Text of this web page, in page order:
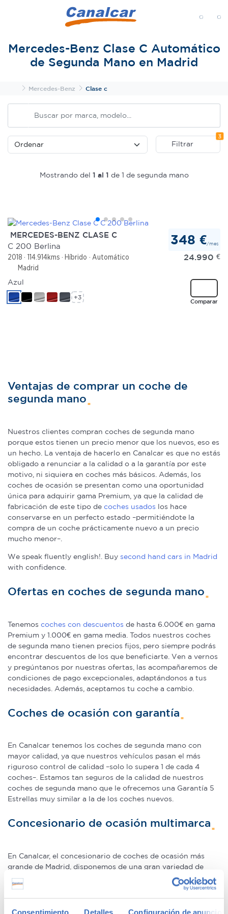
Consentimiento Detalles Configuración de anuncios
Mercedes-Benz Clase C Automático
de Segunda Mano en Madrid
InicioMercedes-Benz Clase c
Filtrar
3
Mostrando del 1 al 1 de 1 de segunda mano
MERCEDES-BENZ CLASE C
C 200 Berlina
2018 114.914kms Híbrido
Automático
Madrid
348 €/mes
24.990 €
Comparar
Azul
+3
Ventajas de comprar un coche de
segunda mano
Nuestros clientes compran coches de segunda mano
porque estos tienen un precio menor que los nuevos, eso es
un hecho. La ventaja de hacerlo en Canalcar es que no estás
obligado a renunciar a la calidad o a la garantía por este
motivo, ni siquiera en coches más básicos. Además, los
coches de ocasión se presentan como una oportunidad
única para adquirir gama Premium, ya que la calidad de
fabricación de este tipo de coches usados los hace
conservarse en un perfecto estado –permitiéndote la
compra de un coche prácticamente nuevo a un precio
mucho menor–.
We speak fluently english!. Buy second hand cars in Madrid
with confidence.
Ofertas en coches de segunda mano
Tenemos coches con descuentos de hasta 6.000€ en gama
Premium y 1.000€ en gama media. Todos nuestros coches
de segunda mano tienen precios fijos, pero siempre podrás
encontrar descuentos de los que beneficiarte. Ven a vernos
y pregúntanos por nuestras ofertas, las acompañaremos de
condiciones de pago excepcionales, adaptándonos a tus
necesidades. Además, aceptamos tu coche a cambio.
Coches de ocasión con garantía
En Canalcar tenemos los coches de segunda mano con
mayor calidad, ya que nuestros vehículos pasan el más
riguroso control de calidad –solo lo supera 1 de cada 4
coches–. Estamos tan seguros de la calidad de nuestros
coches de segunda mano que le ofrecemos una Garantía 5
Estrellas muy similar a la de los coches nuevos.
Concesionario de ocasión multimarca
En Canalcar, el concesionario de coches de ocasión más
grande de Madrid, disponemos de una gran variedad de
marcas y modelos. Encuentra el vehículo de segunda mano
que mejor se adapte a tus necesidades, con la mejor
relación calidad-precio. O si lo prefieres, ven a vernos y te
aconsejamos.